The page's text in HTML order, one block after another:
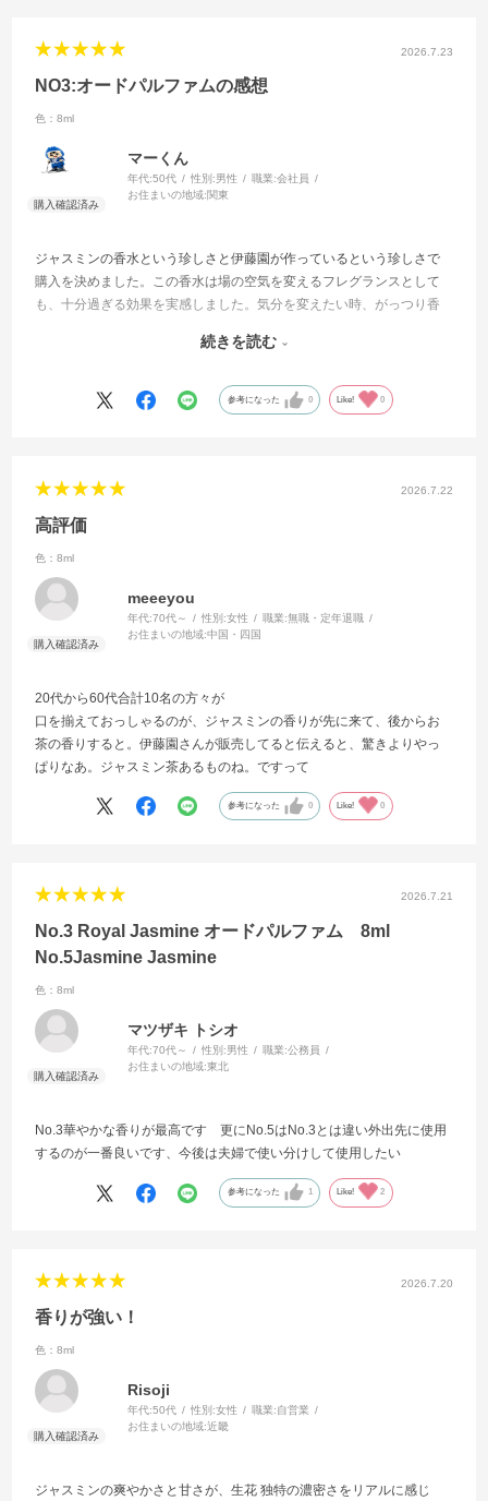
2026.7.23
NO3:オードパルファムの感想
色：8ml
マーくん
年代:50代 性別:男性 職業:会社員
お住まいの地域:関東
ジャスミンの香水という珍しさと伊藤園が作っているという珍しさで
購入を決めました。この香水は場の空気を変えるフレグランスとして
も、十分過ぎる効果を実感しました。気分を変えたい時、がっつり香
に、シチュエーションに応じてこちらの意図を汲み取り、効果を最大
製法が成せる匠の技、と実感しております。知り合いにはさりげなく
PRして、ファンを増やしていければと思っています。
続きを読む
参考になった 0 Like! 0
2026.7.22
高評価
色：8ml
meeeyou
年代:70代～ 性別:女性 職業:無職・定年退職
お住まいの地域:中国・四国
20代から60代合計10名の方々が
口を揃えておっしゃるのが、ジャスミンの香りが先に来て、後からお
茶の香りすると。伊藤園さんが販売してると伝えると、驚きよりやっ
ぱりなあ。ジャスミン茶あるものね。ですって
参考になった 0 Like! 0
2026.7.21
No.3 Royal Jasmine オードパルファム 8ml
No.5Jasmine Jasmine
色：8ml
マツザキ トシオ
年代:70代～ 性別:男性 職業:公務員
お住まいの地域:東北
No.3華やかな香りが最高です 更にNo.5はNo.3とは違い外出先に使用
するのが一番良いです、今後は夫婦で使い分けして使用したい
参考になった 1 Like! 2
2026.7.20
香りが強い！
色：8ml
Risoji
年代:50代 性別:女性 職業:自営業
お住まいの地域:近畿
ジャスミンの爽やかさと甘さが、生花 独特の濃密さをリアルに感じ